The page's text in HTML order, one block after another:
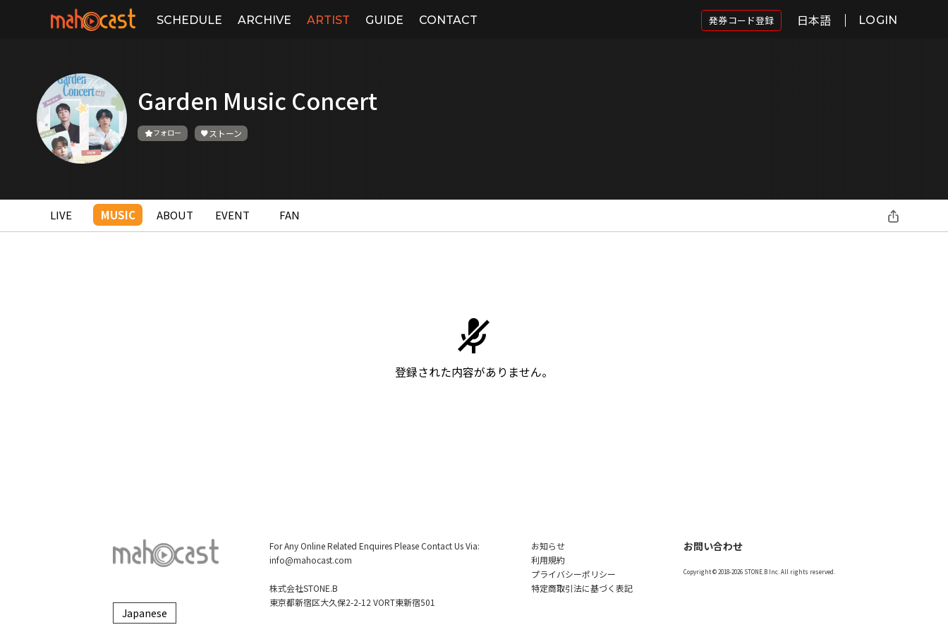
SCHEDULE ARCHIVE ARTIST GUIDE CONTACT 発券コード登録 日本語 LOGIN
Garden Music Concert
フォロー ストーン
LIVE MUSIC ABOUT EVENT FAN
登録された内容がありません。
For Any Online Related Enquires Please Contact Us Via:
info@mahocast.com
株式会社STONE.B
東京都新宿区大久保2-2-12 VORT東新宿501
お知らせ
利用規約
プライバシーポリシー
特定商取引法に基づく表記
お問い合わせ
Copyright © 2018-2026 STONE.B Inc. All rights reserved.